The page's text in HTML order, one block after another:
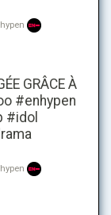
GRÂCE À
#enhypen
#idol